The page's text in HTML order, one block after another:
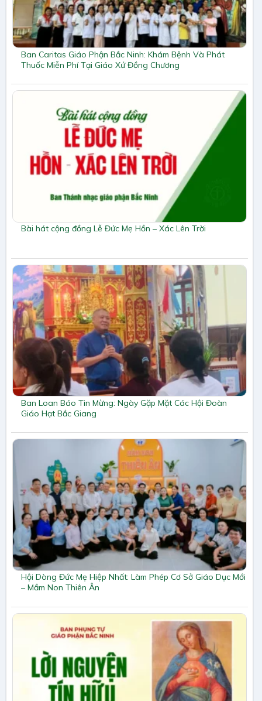
Ban Caritas Giáo Phận Bắc Ninh: Khám Bệnh Và Phát
Thuốc Miễn Phí Tại Giáo Xứ Đồng Chương
Bài hát cộng đồng Lễ Đức Mẹ Hồn – Xác Lên Trời
Ban Loan Báo Tin Mừng: Ngày Gặp Mặt Các Hội Đoàn
Giáo Hạt Bắc Giang
Hội Dòng Đức Mẹ Hiệp Nhất: Làm Phép Cơ Sở Giáo Dục Mới
– Mầm Non Thiên Ân